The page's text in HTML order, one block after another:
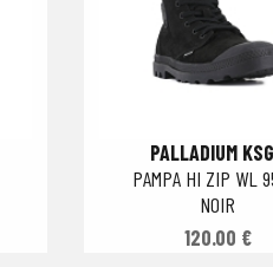
PALLADIUM
PAMPA HI ZIP WL
NOIR
120.00 €